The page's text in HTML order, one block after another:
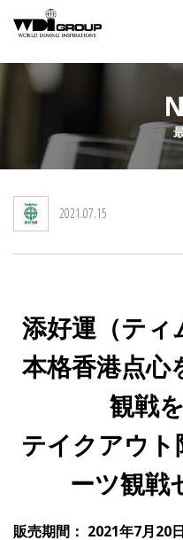
WDI STANDARD
私たちが大切にするもの
Social
2021.07.15
添好運（ティ
本格香港点心
観戦
テイクアウト
ーツ観戦
販売期間： 2021年7月20